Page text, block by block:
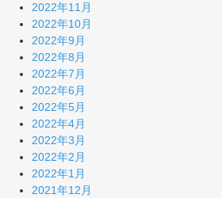
2022年11月
2022年10月
2022年9月
2022年8月
2022年7月
2022年6月
2022年5月
2022年4月
2022年3月
2022年2月
2022年1月
2021年12月